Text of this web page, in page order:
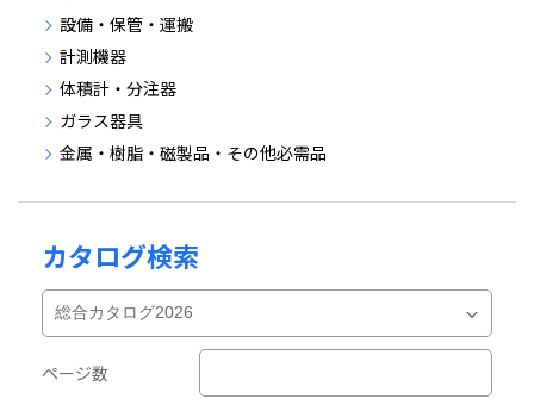
設備・保管・運搬
計測機器
体積計・分注器
ガラス器具
金属・樹脂・磁製品・その他必需品
カタログ検索
ページ数